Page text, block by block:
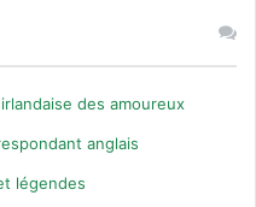
des amoureux
anglais
légendes